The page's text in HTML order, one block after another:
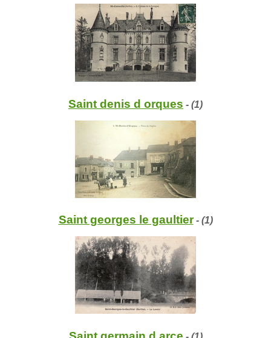
Saint denis d orques - (1)
Saint georges le gaultier- (1)